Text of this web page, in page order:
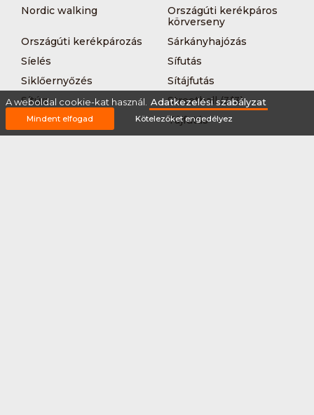
Nordic walking
Országúti kerékpáros
körverseny
Országúti kerékpározás
Sárkányhajózás
Síelés
Sífutás
Siklőernyőzés
Sítájfutás
Sítúra
Streetball (3*3)
Sup
Tájfutás
Tájkerékpár
Tánc
A weboldal cookie-kat használ. Adatkezelési szabályzat
Mindent elfogad Kötelezőket engedélyez